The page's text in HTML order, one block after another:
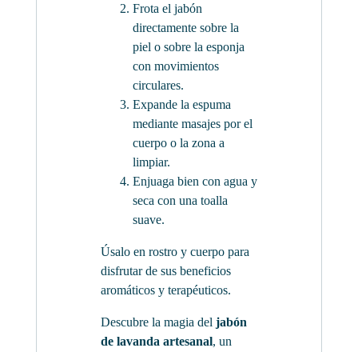
Frota el jabón
directamente sobre la
piel o sobre la esponja
con movimientos
circulares.
Expande la espuma
mediante masajes por el
cuerpo o la zona a
limpiar.
Enjuaga bien con agua y
seca con una toalla
suave.
Úsalo en rostro y cuerpo para
disfrutar de sus beneficios
aromáticos y terapéuticos.
Descubre la magia del jabón
de lavanda artesanal, un